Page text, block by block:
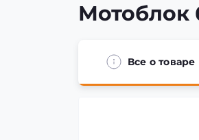
Мотоблок
Все о товаре